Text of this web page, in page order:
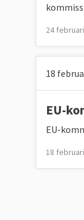
24
18
EU-
EU-
18